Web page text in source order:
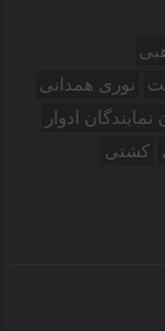
نوری همدانی
نمایندگان ادوار
کشتی